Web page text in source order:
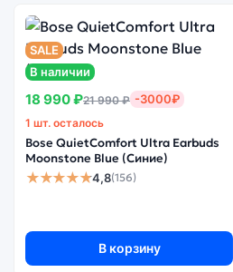
SALE
В наличии
18 990 ₽21 990 ₽ -3000₽
1 шт. осталось
Bose QuietComfort Ultra Earbuds
Moonstone Blue (Синие)
★★★★★4,8(156)
В корзину